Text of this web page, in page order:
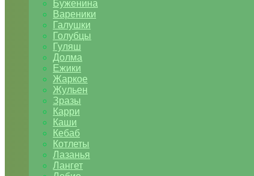
Буженина
Вареники
Галушки
Голубцы
Гуляш
Долма
Ежики
Жаркое
Жульен
Зразы
Карри
Каши
Кебаб
Котлеты
Лазанья
Лангет